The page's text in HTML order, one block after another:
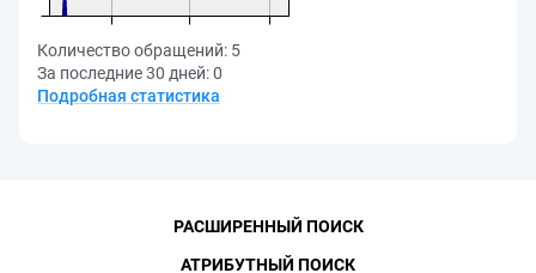
Количество обращений: 5
За последние 30 дней:0
Подробная статистика
РАСШИРЕННЫЙ ПОИСК
АТРИБУТНЫЙ ПОИСК